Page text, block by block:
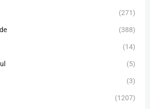
(271)
(388)
(14)
(5)
(3)
(1207)